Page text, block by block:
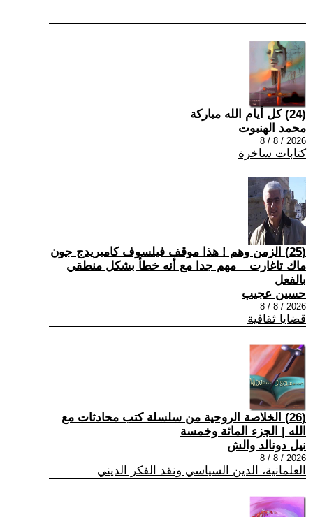
(24) كل أيام الله مباركة
محمد الهنبوت
2026 / 8 / 8
كتابات ساخرة
(25) الزمن وهم ! هذا موقف فيلسوف كامبريدج جون
ماك تاغارت _ مهم جدا مع أنه خطأ بشكل منطقي
بالفعل
حسين عجيب
2026 / 8 / 8
قضايا ثقافية
(26) الخلاصة الروحية من سلسلة كتب محادثات مع
الله | الجزء المائة وخمسة
نيل دونالد والش
2026 / 8 / 8
العلمانية، الدين السياسي ونقد الفكر الديني